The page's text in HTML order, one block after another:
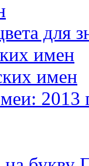
для
имен
имен
2013